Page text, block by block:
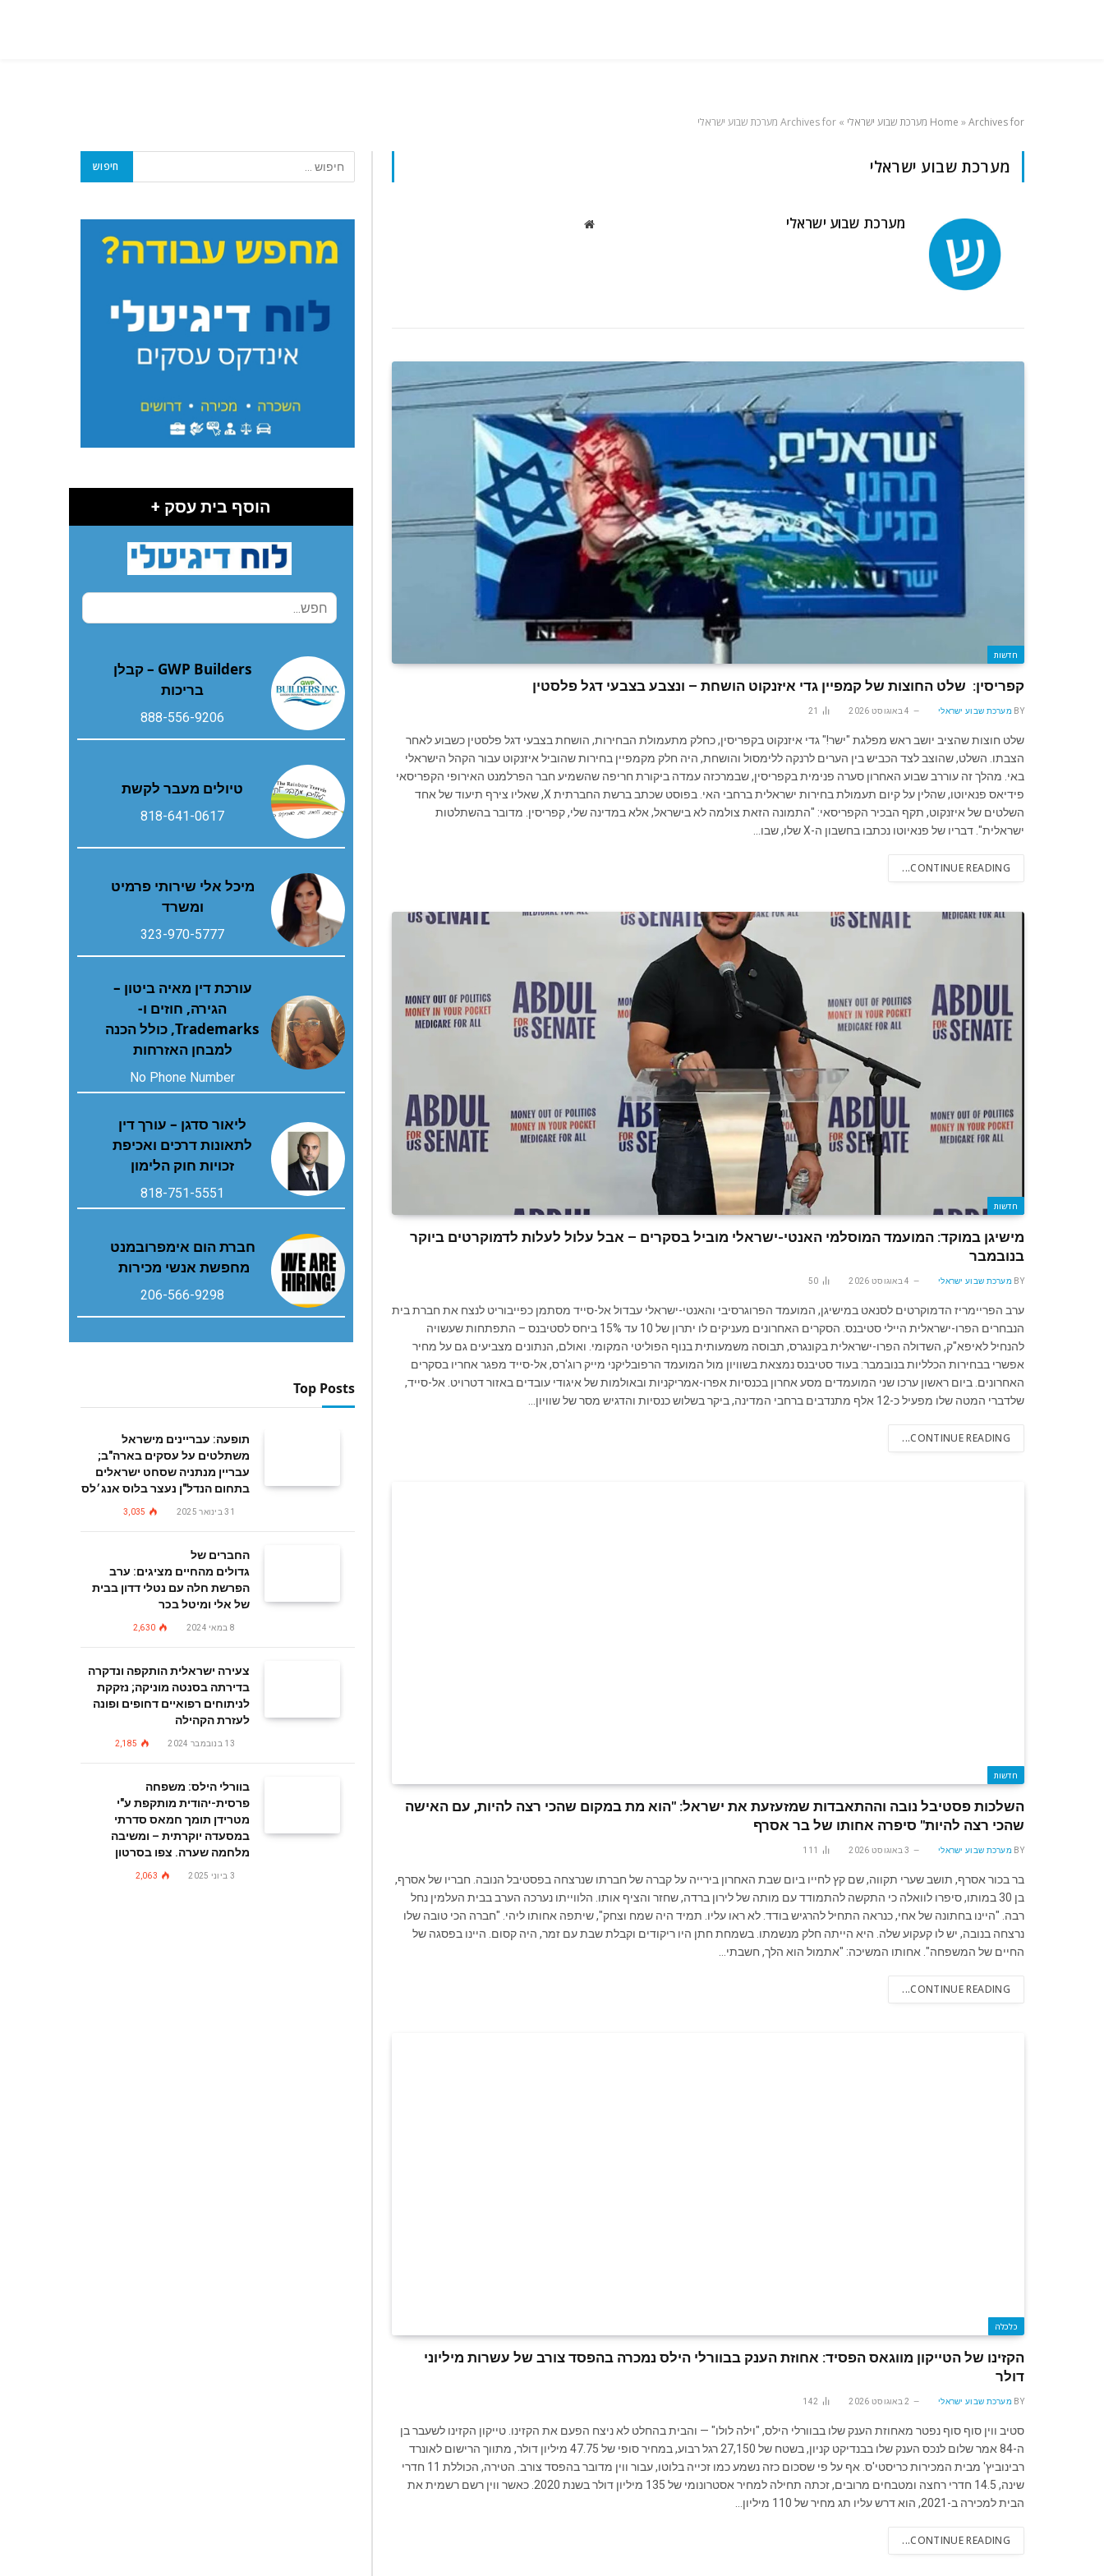
Home »Archives for מערכת שבוע ישראלי » Archives for מערכת שבוע ישראלי
מערכת שבוע ישראלי
מערכת שבוע ישראלי Website
חדשות
קפריסין: שלט החוצות של קמפיין גדי איזנקוט הושחת – ונצבע בצבעי דגל פלסטין
BY מערכת שבוע ישראלי 4 באוגוסט 2026 21
שלט חוצות שהציב יושב ראש מפלגת "ישר!" גדי איזנקוט בקפריסין, כחלק מתעמולת הבחירות, הושחת בצבעי דגל פלסטין כשבוע לאחר
הצבתו. השלט, שהוצב לצד הכביש בין הערים לרנקה ללימסול והושחת, היה חלק מקמפיין בחירות שהוביל איזנקוט עבור הקהל הישראלי
באי. מהלך זה עוררב שבוע האחרון סערה פנימית בקפריסין, שבמרכזה עמדה ביקורת חריפה שהשמיע חבר הפרלמנט האירופי הקפריסאי
פידיאס פנאיוטו, שהלין על קיום תעמולת בחירות ישראלית ברחבי האי. בפוסט שכתב ברשת החברתית X, שאליו צירף תיעוד של אחד
השלטים של איזנקוט, תקף הבכיר הקפריסאי: "התמונה הזאת צולמה לא בישראל, אלא במדינה שלי, קפריסין. מדובר בהשתלטות
ישראלית". דבריו של פנאיוטו נכתבו בחשבון ה-X שלו, שבו…
CONTINUE READING...
חדשות
מישיגן במוקד: המועמד המוסלמי האנטי-ישראלי מוביל בסקרים – אבל עלול לעלות לדמוקרטים ביוקר
בנובמבר
BY מערכת שבוע ישראלי 4 באוגוסט 2026 50
ערב הפריימריז הדמוקרטים לסנאט במישיגן, המועמד הפרוגרסיבי והאנטי-ישראלי עבדול אל-סייד מסתמן כפייבוריט לנצח את חברת בית
הנבחרים הפרו-ישראלית היילי סטיבנס. הסקרים האחרונים מעניקים לו יתרון של 10 עד 15% ביחס לסטיבנס – התפתחות שעשויה
להנחיל לאיפא"ק, השדולה הפרו-ישראלית בקונגרס, תבוסה משמעותית בנוף הפוליטי המקומי. ואולם, הנתונים מצביעים גם על מחיר
אפשרי בבחירות הכלליות בנובמבר: בעוד סטיבנס נמצאת בשוויון מול המועמד הרפובליקני מייק רוג'רס, אל-סייד מפגר אחריו בסקרים
האחרונים. ביום ראשון ערכו שני המועמדים מסע אחרון בכנסיות אפרו-אמריקניות ובאולמות של איגודי עובדים באזור דטרויט. אל-סייד,
שלדברי המטה שלו מפעיל כ-12 אלף מתנדבים ברחבי המדינה, ביקר בשלוש כנסיות והדגיש מסר של שוויון…
CONTINUE READING...
חדשות
השלכות פסטיבל נובה וההתאבדות שמזעזעת את ישראל: "הוא מת במקום שהכי רצה להיות, עם האישה
שהכי רצה להיות" סיפרה אחותו של בר אסרף
BY מערכת שבוע ישראלי 3 באוגוסט 2026 111
בר בכור אסרף, תושב שערי תקווה, שם קץ לחייו ביום שבת האחרון בירייה על קברה של חברתו שנרצחה בפסטיבל הנובה. חבריו של אסרף,
בן 30 במותו, סיפרו לוואלה כי התקשה להתמודד עם מותה של לירון ברדה, שחזר והציף אותו. הלווייתו נערכה הערב בבית העלמין נחל
רבה. "היינו בחתונה של אחי, כנראה התחיל להרגיש בודד. לא ראו עליו. תמיד היה שמח וצחק", שיתפה אחותו ליהי. "חברה הכי טובה שלו
נרצחה בנובה, יש לו קעקוע שלה. היא הייתה חלק מנשמתו. בשמחת חתן היו ריקודים וקבלת שבת עם זמר, היה קסום. היינו בפסגה של
החיים של המשפחה". אחותו המשיכה: "אתמול הוא הלך, חשבתי…
CONTINUE READING...
כלכלה
הקזינו של הטייקון מווגאס הפסיד: אחוזת הענק בבוורלי הילס נמכרה בהפסד צורב של עשרות מיליוני
דולר
BY מערכת שבוע ישראלי 2 באוגוסט 2026 142
סטיב ווין סוף סוף נפטר מאחוזת הענק שלו בבוורלי הילס, "וילה לולו" — והבית בהחלט לא ניצח הפעם את הקזינו. טייקון הקזינו לשעבר בן
ה-84 אמר שלום לנכס הענק שלו בבנדיקט קניון, בשטח של 27,150 רגל רבוע, במחיר סופי של 47.75 מיליון דולר, מתווך הרישום לאונרד
רבינוביץ' מבית המכירות כריסטי'ס. אף על פי שסכום כזה נשמע כמו זכייה בלוטו, עבור ווין מדובר בהפסד צורב. הטירה, הכוללת 11 חדרי
שינה, 14.5 חדרי רחצה ומטבחים מרובים, זכתה תחילה למחיר אסטרונומי של 135 מיליון דולר בשנת 2020. כאשר ווין רשם רשמית את
הבית למכירה ב-2021, הוא דרש עליו תג מחיר של 110 מיליון…
CONTINUE READING...
הוסף בית עסק +
GWP Builders – קבלן
בריכות
888-556-9206
טיולים מעבר לקשת
818-641-0617
מיכל אלי שירותי פרמיט
ומשרד
323-970-5777
עורכת דין מאיה ביטון –
הגירה, חוזים ו-
Trademarks, כולל הכנה
למבחן האזרחות
No Phone Number
ליאור סדגן – עורך דין
לתאונות דרכים ואכיפת
זכויות חוק הלימון
818-751-5551
חברת הום אימפרובמנט
מחפשת אנשי מכירות
206-566-9298
Top Posts
תופעה: עבריינים מישראל
משתלטים על עסקים בארה"ב;
עבריין מנתניה שסחט ישראלים
בתחום הנדל"ן נעצר בלוס אנג׳לס
31 בינואר 2025 3,035
החברים של
גדולים מהחיים מציגים: ערב
הפרשת חלה עם נטלי דדון בבית
של אלי ומיטל בכר
8 במאי 2024 2,630
צעירה ישראלית הותקפה ונדקרה
בדירתה בסנטה מוניקה; נזקקת
לניתוחים רפואיים דחופים ופונה
לעזרת הקהילה
13 בנובמבר 2024 2,185
בוורלי הילס: משפחה
פרסית-יהודית מותקפת ע"י
מטרידן תומך חמאס סדרתי
במסעדה יוקרתית – ומשיבה
מלחמה שערה. צפו בסרטון
3 ביוני 2025 2,063